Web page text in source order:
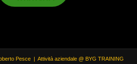
Pesce | Attività aziendale @ BYG TRAINING